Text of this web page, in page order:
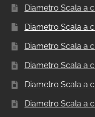
Diametro Scala a
Diametro Scala a
Diametro Scala a
Diametro Scala a
Diametro Scala a
Diametro Scala a